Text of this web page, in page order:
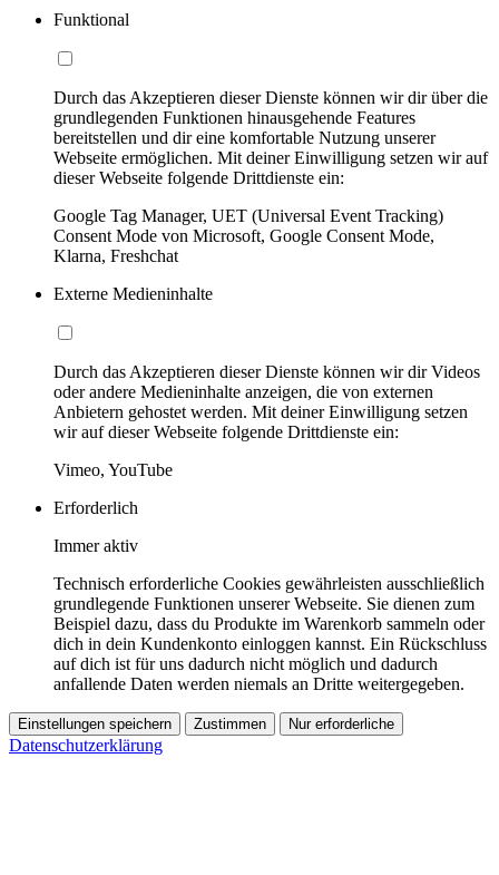
Funktional
Durch das Akzeptieren dieser Dienste können wir dir über die
grundlegenden Funktionen hinausgehende Features
bereitstellen und dir eine komfortable Nutzung unserer
Webseite ermöglichen. Mit deiner Einwilligung setzen wir auf
dieser Webseite folgende Drittdienste ein:
Google Tag Manager, UET (Universal Event Tracking)
Consent Mode von Microsoft, Google Consent Mode,
Klarna, Freshchat
Externe Medieninhalte
Durch das Akzeptieren dieser Dienste können wir dir Videos
oder andere Medieninhalte anzeigen, die von externen
Anbietern gehostet werden. Mit deiner Einwilligung setzen
wir auf dieser Webseite folgende Drittdienste ein:
Vimeo, YouTube
Erforderlich
Immer aktiv
Technisch erforderliche Cookies gewährleisten ausschließlich
grundlegende Funktionen unserer Webseite. Sie dienen zum
Beispiel dazu, dass du Produkte im Warenkorb sammeln oder
dich in dein Kundenkonto einloggen kannst. Ein Rückschluss
auf dich ist für uns dadurch nicht möglich und dadurch
anfallende Daten werden niemals an Dritte weitergegeben.
Einstellungen speichern Zustimmen Nur erforderliche
Datenschutzerklärung